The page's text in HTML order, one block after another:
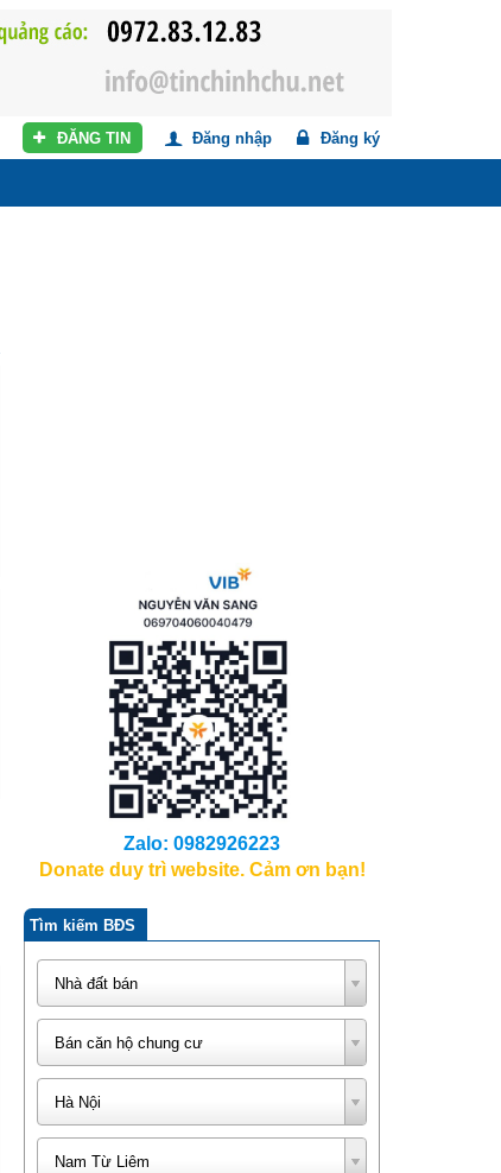
Đăng nhập Đăng ký
ĐĂNG TIN
Zalo: 0982926223
Donate duy trì website. Cảm ơn bạn!
Tìm kiếm BĐS
Nhà đất bán
Bán căn hộ chung cư
Hà Nội
Nam Từ Liêm